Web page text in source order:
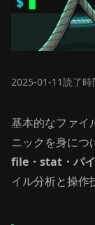
2025-01-11読了時
基本的なファイ
ニックを身につ
file・stat・パ
イル分析と操作